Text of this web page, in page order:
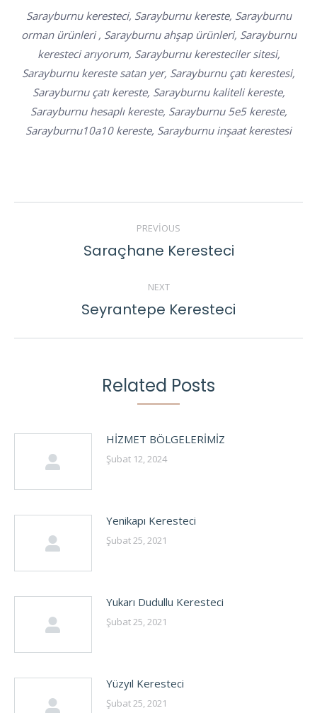
Sarayburnu keresteci, Sarayburnu kereste, Sarayburnu
orman ürünleri , Sarayburnu ahşap ürünleri, Sarayburnu
keresteci arıyorum, Sarayburnu keresteciler sitesi,
Sarayburnu kereste satan yer, Sarayburnu çatı kerestesi,
Sarayburnu çatı kereste, Sarayburnu kaliteli kereste,
Sarayburnu hesaplı kereste, Sarayburnu 5e5 kereste,
Sarayburnu10a10 kereste, Sarayburnu inşaat kerestesi
NAVIGATION
PREVIOUS
Previous
Saraçhane Keresteci
NEXT
Next
Seyrantepe Keresteci
Related Posts
HİZMET BÖLGELERİMİZ
Şubat 12, 2024
Yenikapı Keresteci
Şubat 25, 2021
Yukarı Dudullu Keresteci
Şubat 25, 2021
Yüzyıl Keresteci
Şubat 25, 2021